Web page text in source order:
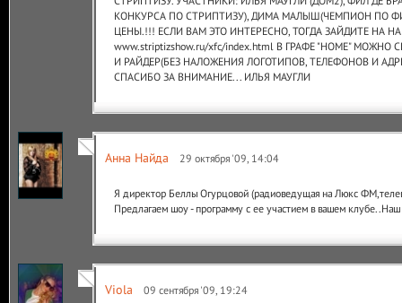
КОНКУРСА ПО СТРИПТИЗУ), ДИМА МАЛЫШ(ЧЕМПИОН ПО
ЦЕНЫ.!!! ЕСЛИ ВАМ ЭТО ИНТЕРЕСНО, ТОГДА ЗАЙДИТЕ НА
www.striptizshow.ru/xfc/index.html В ГРАФЕ "HOME"
И РАЙДЕР(БЕЗ НАЛОЖЕНИЯ ЛОГОТИПОВ, ТЕЛЕФОНОВ И
СПАСИБО ЗА ВНИМАНИЕ... ИЛЬЯ МАУГЛИ
Анна Найда 29 октября '09, 14:04
Я директор Беллы Огурцовой (радиоведущая на Люкс
Предлагаем шоу - программу с ее участием в вашем
Viola 09 сентября '09, 19:24